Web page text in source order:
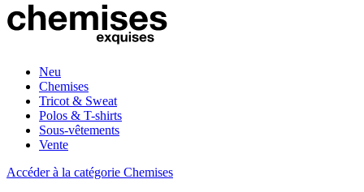
Neu
Chemises
Tricot & Sweat
Polos & T-shirts
Sous-vêtements
Vente
Accéder à la catégorie Chemises